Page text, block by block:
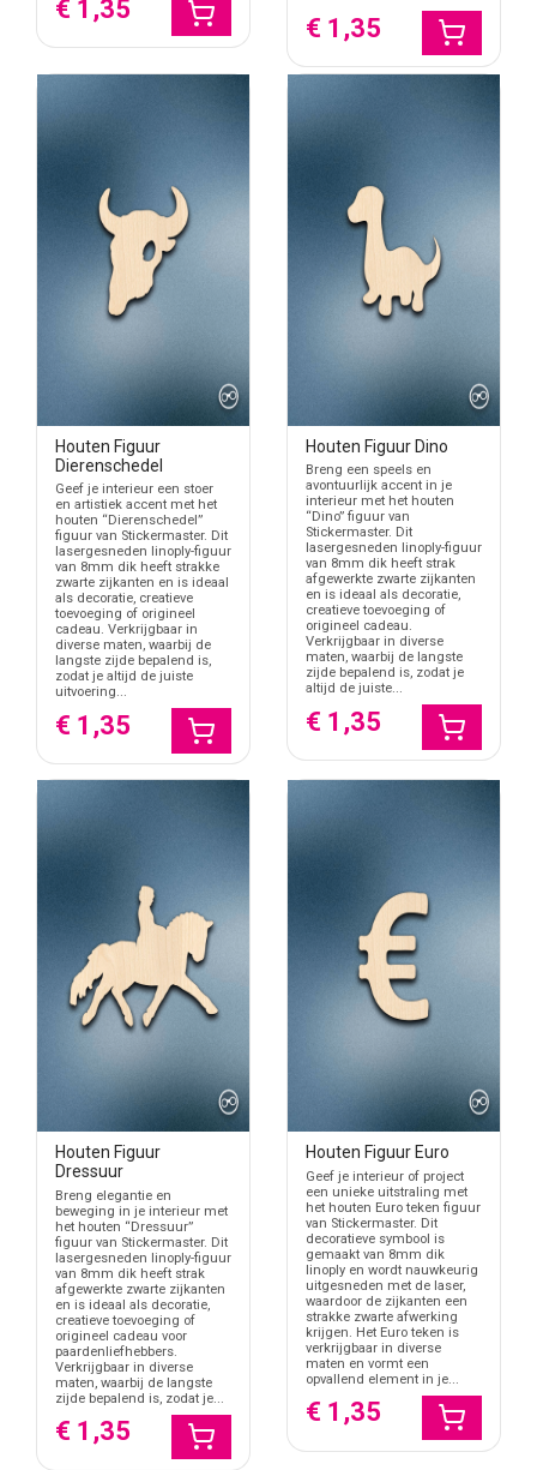
€ 1,35
€ 1,35
Houten Figuur
Dierenschedel
Geef je interieur een stoer
en artistiek accent met het
houten “Dierenschedel”
figuur van Stickermaster. Dit
lasergesneden linoply-figuur
van 8mm dik heeft strakke
zwarte zijkanten en is ideaal
als decoratie, creatieve
toevoeging of origineel
cadeau. Verkrijgbaar in
diverse maten, waarbij de
langste zijde bepalend is,
zodat je altijd de juiste
uitvoering...
€ 1,35
Houten Figuur Dino
Breng een speels en
avontuurlijk accent in je
interieur met het houten
“Dino” figuur van
Stickermaster. Dit
lasergesneden linoply-figuur
van 8mm dik heeft strak
afgewerkte zwarte zijkanten
en is ideaal als decoratie,
creatieve toevoeging of
origineel cadeau.
Verkrijgbaar in diverse
maten, waarbij de langste
zijde bepalend is, zodat je
altijd de juiste...
€ 1,35
Houten Figuur
Dressuur
Breng elegantie en
beweging in je interieur met
het houten “Dressuur”
figuur van Stickermaster. Dit
lasergesneden linoply-figuur
van 8mm dik heeft strak
afgewerkte zwarte zijkanten
en is ideaal als decoratie,
creatieve toevoeging of
origineel cadeau voor
paardenliefhebbers.
Verkrijgbaar in diverse
maten, waarbij de langste
zijde bepalend is, zodat je...
€ 1,35
Houten Figuur Euro
Geef je interieur of project
een unieke uitstraling met
het houten Euro teken figuur
van Stickermaster. Dit
decoratieve symbool is
gemaakt van 8mm dik
linoply en wordt nauwkeurig
uitgesneden met de laser,
waardoor de zijkanten een
strakke zwarte afwerking
krijgen. Het Euro teken is
verkrijgbaar in diverse
maten en vormt een
opvallend element in je...
€ 1,35